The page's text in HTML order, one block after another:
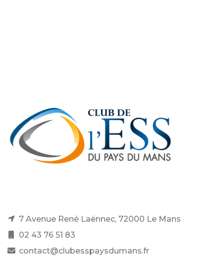
7 Avenue René Laënnec, 72000 Le Mans
02 43 76 51 83
contact@clubesspaysdumans.fr